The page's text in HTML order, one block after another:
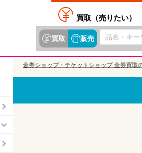
買取（売りたい）
買取 販売
金券ショップ・チケットショップ 金券買取